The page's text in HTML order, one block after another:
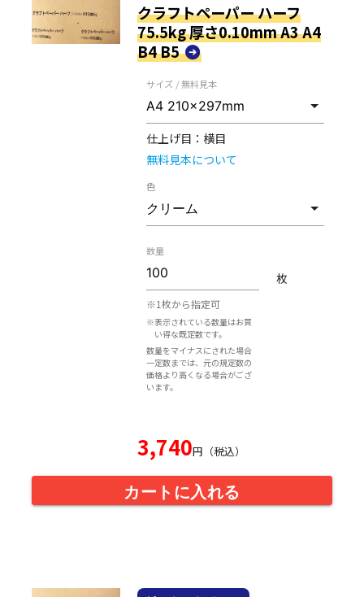
クラフトペーパー ハーフ
75.5kg 厚さ0.10mm A3 A4
B4 B5
サイズ / 無料見本
仕上げ目： 横目
無料見本について
色
数量
※1枚から指定可
※表示されている数量はお買
い得な既定数です。
数量をマイナスにされた場合
一定数までは、元の規定数の
価格より高くなる場合がござ
います。
枚
3,740円（税込）
カートに入れる